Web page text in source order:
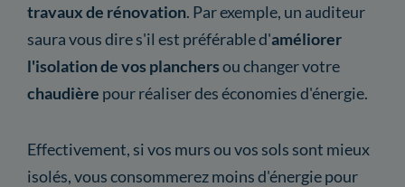
travaux de rénovation. Par exemple, un auditeur
saura vous dire s'il est préférable d'améliorer
l'isolation devos planchersou changer votre
chaudière pour réaliser des économies d'énergie.
Effectivement, si vos murs ou vos sols sont mieux
isolés, vous consommerez moins d'énergie pour